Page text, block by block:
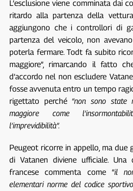
L’esclusione viene comminata dai
ritardo alla partenza della
aggiungono che i controllori di
partenza del veicolo, non
poterla fermare. Todt fa subito
maggiore”, rimarcando il fatto
d’accordo nel non escludere
fosse avvenuta entro un tempo
rigettato perché “non sono state
maggiore come
l’imprevidibilità”.
Peugeot ricorre in appello, ma due
di Vatanen diviene ufficiale. Una
francese commenta come “il
elementari norme del codice